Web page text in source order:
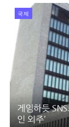
국제
게임하듯
인 외주’